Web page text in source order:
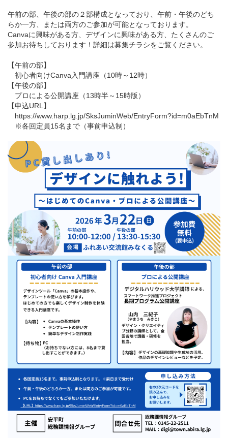
午前の部、午後の部の２部構成となっており、午前・午後のどち
らか一方、または両方のご参加が可能となっております。
Canvaに興味がある方、デザインに興味がある方、たくさんのご
参加お待ちしております！詳細は募集チラシをご覧ください。
【午前の部】
初心者向けCanva入門講座（10時～12時）
【午後の部】
プロによる公開講座（13時半～15時版）
【申込URL】
https://www.harp.lg.jp/SksJuminWeb/EntryForm?id=m0aEbTnM
※各回定員15名まで（事前申込制）